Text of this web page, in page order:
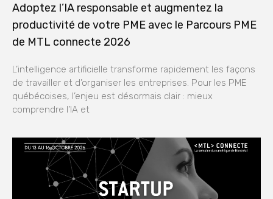
Adoptez l’IA responsable et augmentez la
productivité de votre PME avec le Parcours PME
de MTL connecte 2026
L’intelligence artificielle transforme rapidement les façons
de travailler et d’organiser les entreprises. Pour les PME
québécoises, l’enjeu est désormais clair : mieux
comprendre l’IA et